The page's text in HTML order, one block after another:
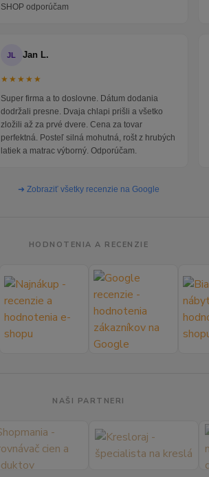
SHOP odporúčam
JL Jan L.
★★★★★
Super firma a to doslovne. Dátum dodania
dodržali presne. Dvaja chlapi prišli a všetko
zložili až za prvé dvere. Cena za tovar
perfektná. Posteľ silná mohutná, rošt z hrubých
latiek a matrac výborný. Odporúčam.
➜ Zobraziť všetky recenzie na Google
HODNOTENIA A RECENZIE
NAŠI PARTNERI